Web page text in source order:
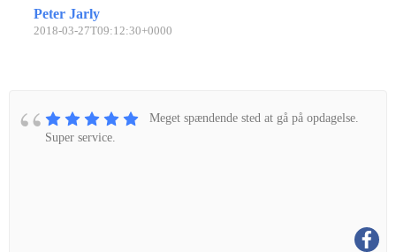
Peter Jarly
2018-03-27T09:12:30+0000
Meget spændende sted at gå på opdagelse.
Super service.